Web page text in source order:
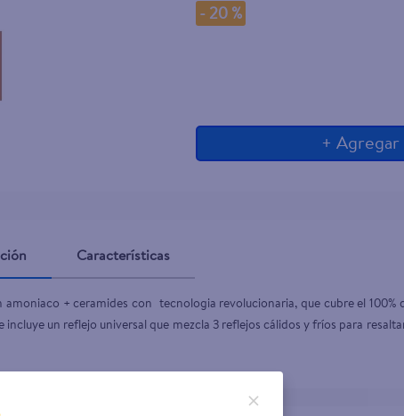
- 20 %
+ Agregar
Características
+ ceramides con  tecnologia revolucionaria, que cubre el 100%
un reflejo universal que mezcla 3 reflejos cálidos y fríos para